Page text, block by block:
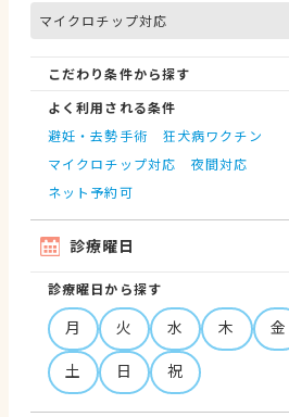
マイクロチップ対応
こだわり条件から探す
よく利用される条件
避妊・去勢手術
狂犬病ワクチン
マイクロチップ対応
夜間対応
ネット予約可
診療曜日
診療曜日から探す
月 火 水 木
金
土
日 祝